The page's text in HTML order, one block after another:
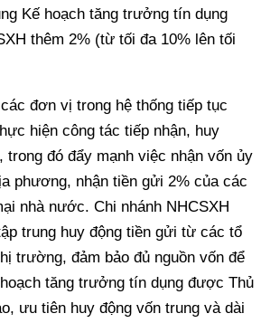
Kế hoạch tăng trưởng tín dụng
thêm 2% (từ tối đa 10% lên tối
đơn vị trong hệ thống tiếp tục
hiện công tác tiếp nhận, huy
trong đó đẩy mạnh việc nhận vốn ủy
phương, nhận tiền gửi 2% của các
nhà nước. Chi nhánh NHCSXH
trung huy động tiền gửi từ các tổ
trường, đảm bảo đủ nguồn vốn để
tăng trưởng tín dụng được Thủ
ưu tiên huy động vốn trung và dài